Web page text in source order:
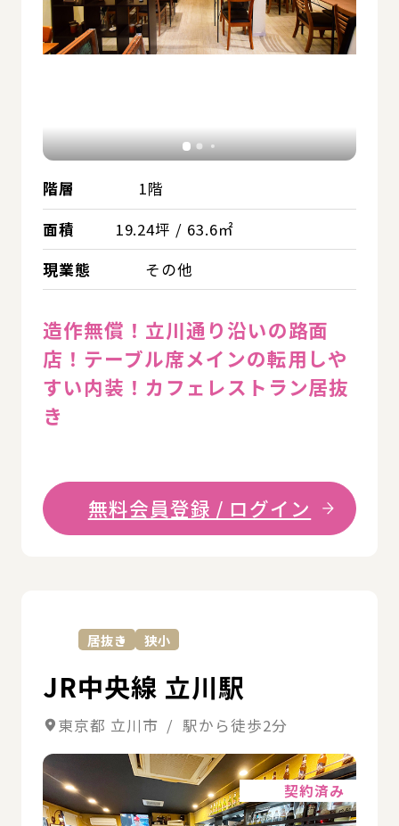
階層
1階
面積
19.24坪 / 63.6㎡
現業態
その他
造作無償！立川通り沿いの路面
店！テーブル席メインの転用しや
すい内装！カフェレストラン居抜
き
無料会員登録 / ログイン
居抜き 狭小
JR中央線 立川駅
東京都 立川市 / 駅から徒歩2分
契約済み